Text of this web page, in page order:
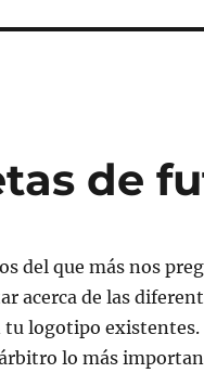
de
del que más nos
acerca de las
logotipo existentes.
lo más